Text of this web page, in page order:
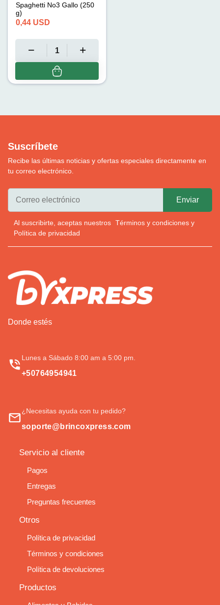
Spaghetti No3 Gallo (250
g)
0,44 USD
Suscríbete
Recibe las últimas noticias y ofertas especiales directamente en
tu correo electrónico.
Al suscribirte, aceptas nuestros Términos y condiciones y
Política de privacidad
Donde estés
Lunes a Sábado 8:00 am a 5:00 pm.
+50764954941
¿Necesitas ayuda con tu pedido?
soporte@brincoxpress.com
Servicio al cliente
Pagos
Entregas
Preguntas frecuentes
Otros
Política de privacidad
Términos y condiciones
Política de devoluciones
Productos